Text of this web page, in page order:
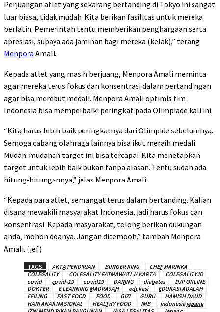
Perjuangan atlet yang sekarang bertanding di Tokyo ini sangat
luar biasa, tidak mudah. Kita berikan fasilitas untuk mereka
berlatih. Pemerintah tentu memberikan penghargaan serta
apresiasi, supaya ada jaminan bagi mereka (kelak),” terang
Menpora Amali.
Kepada atlet yang masih berjuang, Menpora Amali meminta
agar mereka terus fokus dan konsentrasi dalam pertandingan
agar bisa merebut medali. Menpora Amali optimis tim
Indonesia bisa memperbaiki peringkat pada Olimpiade kali ini.
“Kita harus lebih baik peringkatnya dari Olimpide sebelumnya.
Semoga cabang olahraga lainnya bisa ikut meraih medali.
Mudah-mudahan target ini bisa tercapai. Kita menetapkan
target untuk lebih baik bukan tanpa alasan. Tentu sudah ada
hitung-hitungannya,” jelas Menpora Amali.
“Kepada para atlet, semangat terus dalam bertanding. Kalian
disana mewakili masyarakat Indonesia, jadi harus fokus dan
konsentrasi. Kepada masyarakat, tolong berikan dukungan
anda, mohon doanya. Jangan dicemooh,” tambah Menpora
Amali. (jef)
TAGS AKTA PENDIRIAN BURGER KING
CHEF MARINKA
COLEGALITY
COLEGALITY FATMAWATI JAKARTA
COLEGALITY.ID
covid
covid-19 covid19 DARING diabetes
DJP ONLINE
DOKTER
E LEARNING MADRASAH edukasi
EDUKASI ADALAH
EFILING
FAST FOOD FOOD GIZI GURU
HAMISH DAUD
HARI ANAK NASIONAL
HEALTHY FOOD IMB
indonesia jepang